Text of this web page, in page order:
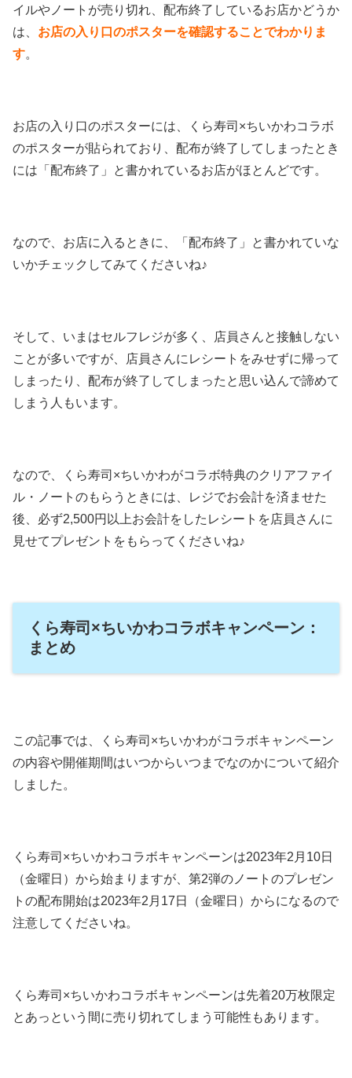
イルやノートが売り切れ、配布終了しているお店かどうか
は、 お店の入り口のポスターを確認することでわかりま
す。
お店の入り口のポスターには、くら寿司×ちいかわコラボ
のポスターが貼られており、配布が終了してしまったとき
には「配布終了」と書かれているお店がほとんどです。
なので、お店に入るときに、「配布終了」と書かれていな
いかチェックしてみてくださいね♪
そして、いまはセルフレジが多く、店員さんと接触しない
ことが多いですが、店員さんにレシートをみせずに帰って
しまったり、配布が終了してしまったと思い込んで諦めて
しまう人もいます。
なので、くら寿司×ちいかわがコラボ特典のクリアファイ
ル・ノートのもらうときには、レジでお会計を済ませた
後、必ず2,500円以上お会計をしたレシートを店員さんに
見せてプレゼントをもらってくださいね♪
くら寿司×ちいかわコラボキャンペーン：
まとめ
この記事では、くら寿司×ちいかわがコラボキャンペーン
の内容や開催期間はいつからいつまでなのかについて紹介
しました。
くら寿司×ちいかわコラボキャンペーンは2023年2月10日
（金曜日）から始まりますが、第2弾のノートのプレゼン
トの配布開始は2023年2月17日（金曜日）からになるので
注意してくださいね。
くら寿司×ちいかわコラボキャンペーンは先着20万枚限定
とあっという間に売り切れてしまう可能性もあります。